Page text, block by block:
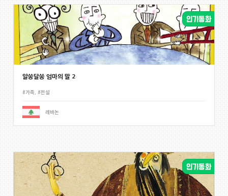
알쏭달쏭 엄마의 말 2
#가족 #전설
레바논